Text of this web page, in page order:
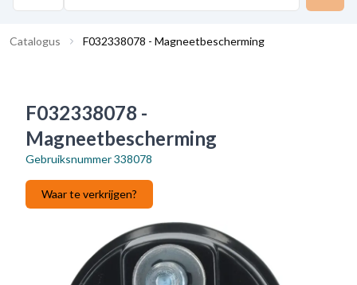
Catalogus F032338078 - Magneetbescherming
F032338078 -
Magneetbescherming
Gebruiksnummer338078
Waar te verkrijgen?